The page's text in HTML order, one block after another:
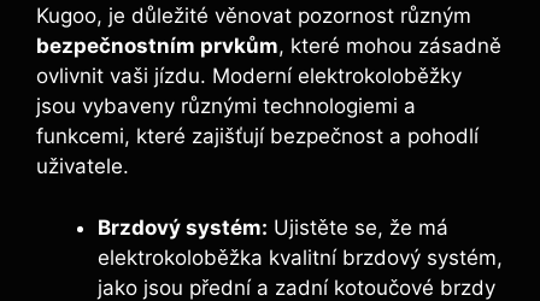
Kugoo, je důležité věnovat pozornost různým
bezpečnostním prvkům, které mohou zásadně
ovlivnit vaši jízdu. Moderní elektrokoloběžky
jsou vybaveny různými technologiemi a
funkcemi, které zajišťují bezpečnost a pohodlí
uživatele.
Brzdový systém: Ujistěte se, že má
elektrokoloběžka kvalitní brzdový systém,
jako jsou přední a zadní kotoučové brzdy